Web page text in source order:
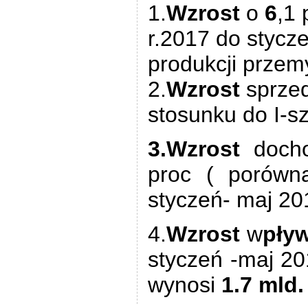
1.Wzrost o 6,1
r.2017 do
produkcji
2.Wzrost
stosunku do I-
3.Wzrost
proc (
styczeń- maj
4.Wzrost w
styczeń -maj
wynosi 1.7 mld.